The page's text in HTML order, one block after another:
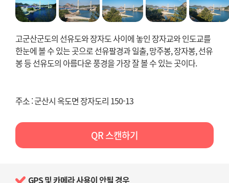
고군산군도의 선유도와 장자도 사이에 놓인 장자교와 인도교를
한눈에 볼 수 있는 곳으로 선유팔경과 일출, 망주봉, 장자봉, 선유
봉 등 선유도의 아름다운 풍경을 가장 잘 볼 수 있는 곳이다.
주소 : 군산시 옥도면 장자도리 150-13
QR 스캔하기
GPS 및 카메라 사용이 안될 경우